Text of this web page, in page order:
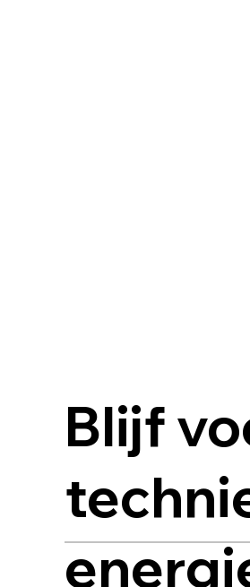
Blijf